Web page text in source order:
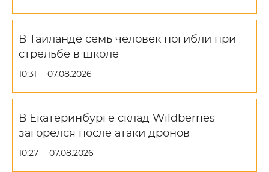
В Таиланде семь человек погибли при
стрельбе в школе
10:31 07.08.2026
В Екатеринбурге склад Wildberries
загорелся после атаки дронов
10:27 07.08.2026